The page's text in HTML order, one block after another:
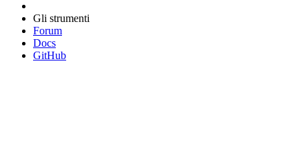
Gli strumenti
Forum
Docs
GitHub